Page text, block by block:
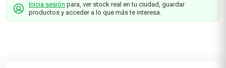
Inicia sesión para, ver stock real en tu ciudad, guardar
productos y acceder a lo que más te interesa.